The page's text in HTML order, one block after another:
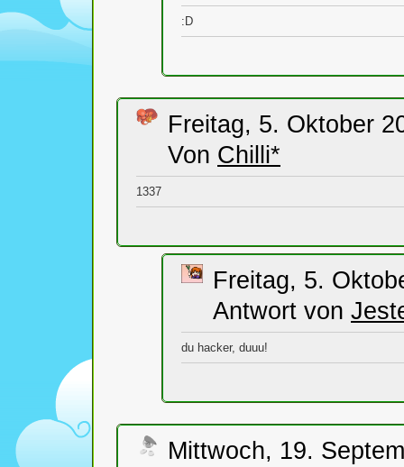
:D
Freitag, 5. Oktober
Von Chilli*
1337
Freitag, 5.
Antwort von
du hacker, duuu!
Mittwoch, 19.